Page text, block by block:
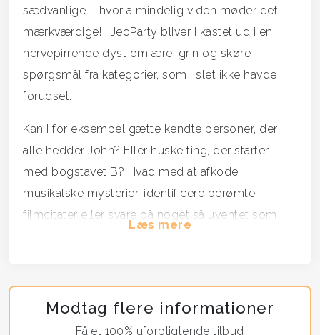
sædvanlige – hvor almindelig viden møder det
mærkværdige! I JeoParty bliver I kastet ud i en
nervepirrende dyst om ære, grin og skøre
spørgsmål fra kategorier, som I slet ikke havde
forudset.
Kan I for eksempel gætte kendte personer, der
alle hedder John? Eller huske ting, der starter
med bogstavet B? Hvad med at afkode
musikalske mysterier, identificere berømte
filmcitater eller svare på noget så uventet som
I hold á 6-8 personer skal I samarbejde for at
Læs mere
Modtag flere informationer
Få et 100% uforpligtende tilbud